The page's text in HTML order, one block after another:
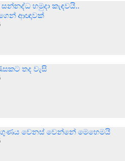
සන්නද්ධ හමුදා කැඳවයි..
ආඥාවක්
තද වැසි
වෙනස් වෙන්නේ මෙහෙමයි